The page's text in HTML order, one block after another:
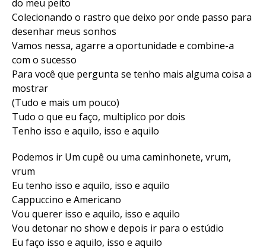
do meu peito
Colecionando o rastro que deixo por onde passo para
desenhar meus sonhos
Vamos nessa, agarre a oportunidade e combine-a
com o sucesso
Para você que pergunta se tenho mais alguma coisa a
mostrar
(Tudo e mais um pouco)
Tudo o que eu faço, multiplico por dois
Tenho isso e aquilo, isso e aquilo
Podemos ir Um cupê ou uma caminhonete, vrum,
vrum
Eu tenho isso e aquilo, isso e aquilo
Cappuccino e Americano
Vou querer isso e aquilo, isso e aquilo
Vou detonar no show e depois ir para o estúdio
Eu faço isso e aquilo, isso e aquilo